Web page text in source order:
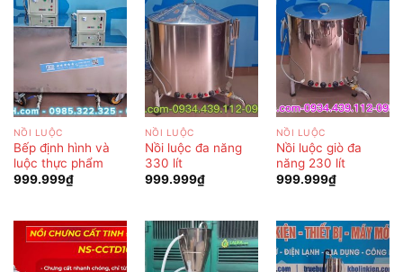
NỒI LUỘC
Bếp định hình và
luộc thực phẩm
999.999₫
NỒI LUỘC
Nồi luộc đa năng
330 lít
999.999₫
NỒI LUỘC
Nồi luộc giò đa
năng 230 lít
999.999₫